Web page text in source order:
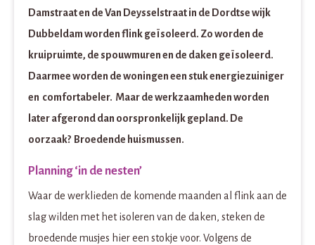
Damstraat en de Van Deysselstraat in de Dordtse wijk
Dubbeldam worden flink geïsoleerd. Zo worden de
kruipruimte, de spouwmuren en de daken geïsoleerd.
Daarmee worden de woningen een stuk energiezuiniger
en comfortabeler. Maar de werkzaamheden worden
later afgerond dan oorspronkelijk gepland. De
oorzaak? Broedende huismussen.
Planning ‘in de nesten’
Waar de werklieden de komende maanden al flink aan de
slag wilden met het isoleren van de daken, steken de
broedende musjes hier een stokje voor. Volgens de